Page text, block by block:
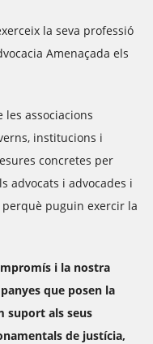
la seva professió
Amenaçada els
associacions
institucions i
concretes per
advocats i advocades i
puguin exercir la
i la nostra
que posen la
suport als seus
de justícia,